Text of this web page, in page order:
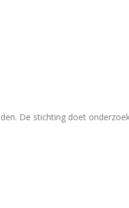
De stichting doet